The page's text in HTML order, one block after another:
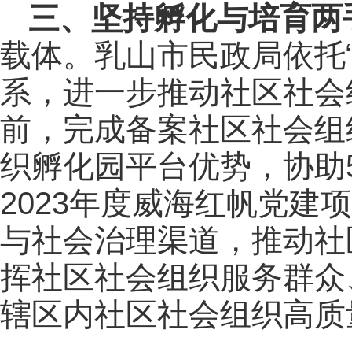
三、坚持孵化与培育两
载体。 乳山市民政局依托
系，进一步推动社区社
前，完成备案社区社会
织孵化园平台优势，协
2023年度威海红帆党建
与社会治理渠道，推动
挥社区社会组织服务群
辖区内社区社会组织高